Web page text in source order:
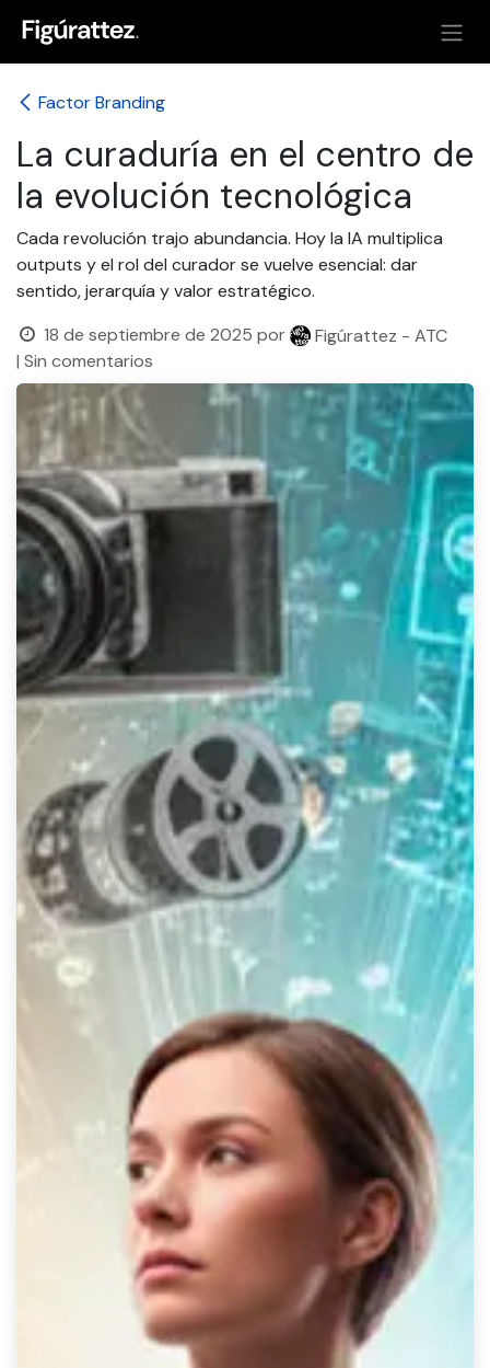
Factor Branding
La curaduría en el centro de
la evolución tecnológica
Cada revolución trajo abundancia. Hoy la IA multiplica
outputs y el rol del curador se vuelve esencial: dar
sentido, jerarquía y valor estratégico.
18 de septiembre de 2025 por
Figúrattez - ATC
| Sin comentarios